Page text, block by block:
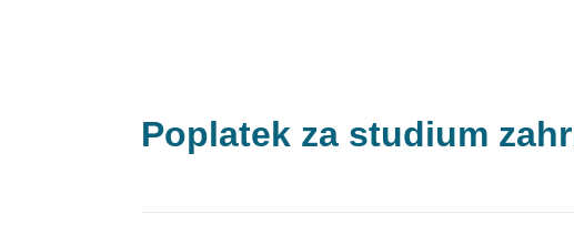
Poplatek za studium